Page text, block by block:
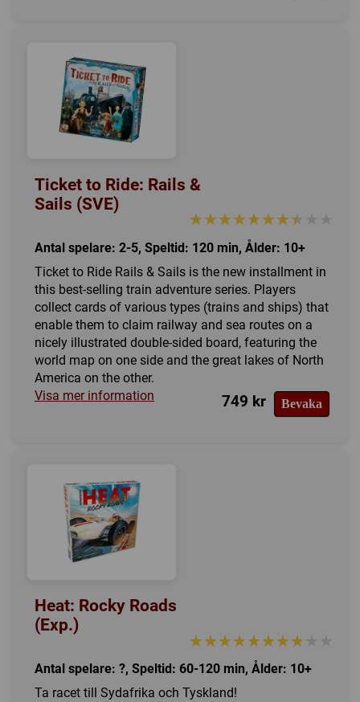
Ticket to Ride: Rails &
Sails (SVE)
★★★★★★★★★★
★★★★★★★★★★
Antal spelare: 2-5, Speltid: 120 min, Ålder: 10+
Ticket to Ride Rails & Sails is the new installment in
this best-selling train adventure series. Players
collect cards of various types (trains and ships) that
enable them to claim railway and sea routes on a
nicely illustrated double-sided board, featuring the
world map on one side and the great lakes of North
America on the other.
Visa mer information
Bevaka
749 kr
Heat: Rocky Roads
(Exp.)
★★★★★★★★★★
★★★★★★★★★★
Antal spelare: ?, Speltid: 60-120 min, Ålder: 10+
Ta racet till Sydafrika och Tyskland!